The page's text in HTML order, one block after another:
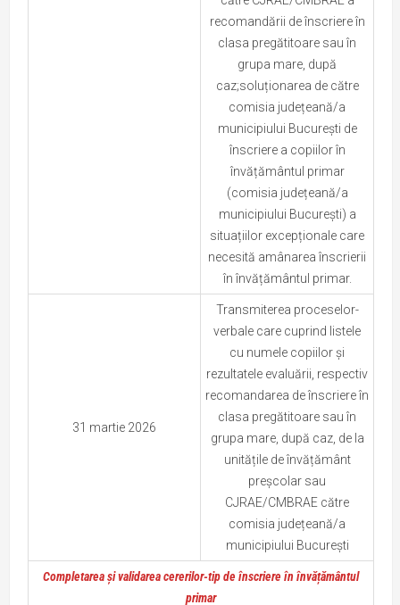
recomandării de înscriere în
clasa pregătitoare sau în
grupa mare, după
caz;soluționarea de către
comisia județeană/a
municipiului București de
înscriere a copiilor în
învățământul primar
(comisia județeană/a
municipiului București) a
situațiilor excepționale care
necesită amânarea înscrierii
în învățământul primar.
31 martie 2026
Transmiterea proceselor-
verbale care cuprind listele
cu numele copiilor și
rezultatele evaluării, respectiv
recomandarea de înscriere în
clasa pregătitoare sau în
grupa mare, după caz, de la
unitățile de învățământ
preșcolar sau
CJRAE/CMBRAE către
comisia județeană/a
municipiului București
Completarea și validarea cererilor-tip de înscriere în învățământul
primar